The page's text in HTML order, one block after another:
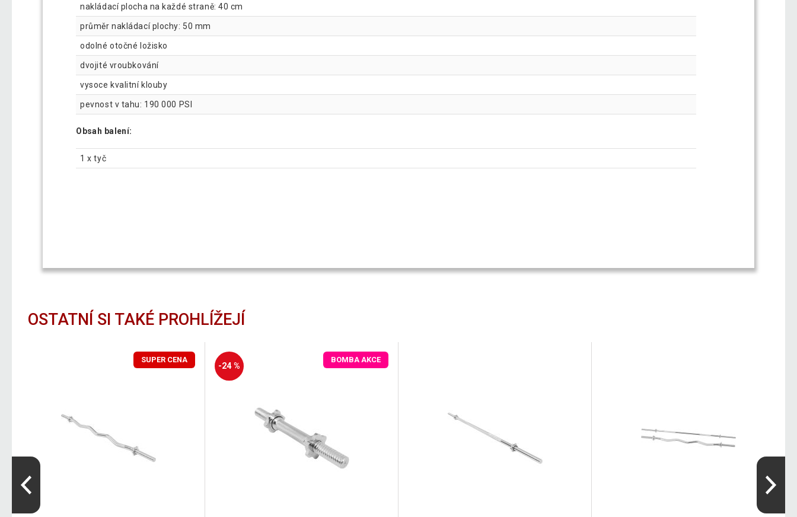
nakládací plocha na každé straně: 40 cm
průměr nakládací plochy: 50 mm
odolné otočné ložisko
dvojité vroubkování
vysoce kvalitní klouby
pevnost v tahu: 190 000 PSI
Obsah balení:
1 x tyč
OSTATNÍ SI TAKÉ PROHLÍŽEJÍ
SUPER CENA
-24 %
BOMBA AKCE